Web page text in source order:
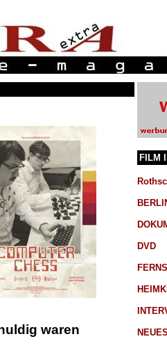
waren
FILM
DVD